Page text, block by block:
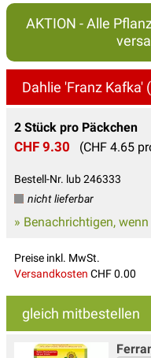
AKTION - Alle
Dahlie 'Franz Kafka'
2 Stück pro Päckchen
CHF 9.30 (CHF 4.65
Bestell-Nr. lub 246333
nicht lieferbar
» Benachrichtigen,
Preise inkl. MwSt.
Versandkosten CHF 0.00
gleich mitbestellen